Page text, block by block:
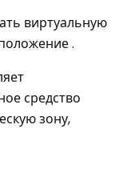
виртуальную
.
средство
зону,